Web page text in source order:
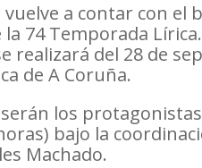
vuelve a contar con el
74 Temporada
del 28 de
de A Coruña.
los
bajo la
Machado.